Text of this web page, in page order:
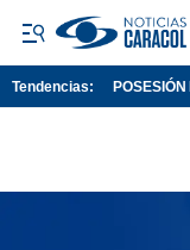
Tendencias: